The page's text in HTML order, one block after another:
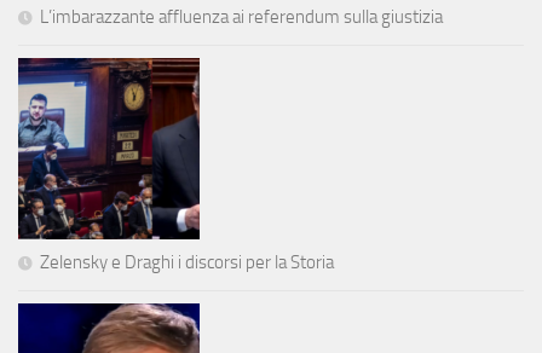
L’imbarazzante affluenza ai referendum sulla giustizia
Zelensky e Draghi i discorsi per la Storia